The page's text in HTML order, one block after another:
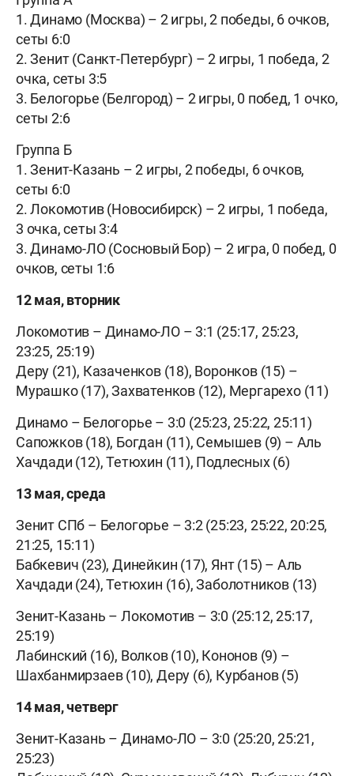
1. Динамо (Москва) – 2 игры, 2 победы, 6 очков,
сеты 6:0
2. Зенит (Санкт-Петербург) – 2 игры, 1 победа, 2
очка, сеты 3:5
3. Белогорье (Белгород) – 2 игры, 0 побед, 1 очко,
сеты 2:6
Группа Б
1. Зенит-Казань – 2 игры, 2 победы, 6 очков,
сеты 6:0
2. Локомотив (Новосибирск) – 2 игры, 1 победа,
3 очка, сеты 3:4
3. Динамо-ЛО (Сосновый Бор) – 2 игра, 0 побед, 0
очков, сеты 1:6
12 мая, вторник
Локомотив – Динамо-ЛО – 3:1 (25:17, 25:23,
23:25, 25:19)
Деру (21), Казаченков (18), Воронков (15) –
Мурашко (17), Захватенков (12), Мергарехо (11)
Динамо – Белогорье – 3:0 (25:23, 25:22, 25:11)
Сапожков (18), Богдан (11), Семышев (9) – Аль
Хачдади (12), Тетюхин (11), Подлесных (6)
13 мая, среда
Зенит СПб – Белогорье – 3:2 (25:23, 25:22, 20:25,
21:25, 15:11)
Бабкевич (23), Динейкин (17), Янт (15) – Аль
Хачдади (24), Тетюхин (16), Заболотников (13)
Зенит-Казань – Локомотив – 3:0 (25:12, 25:17,
25:19)
Лабинский (16), Волков (10), Кононов (9) –
Шахбанмирзаев (10), Деру (6), Курбанов (5)
14 мая, четверг
Зенит-Казань – Динамо-ЛО – 3:0 (25:20, 25:21,
25:23)